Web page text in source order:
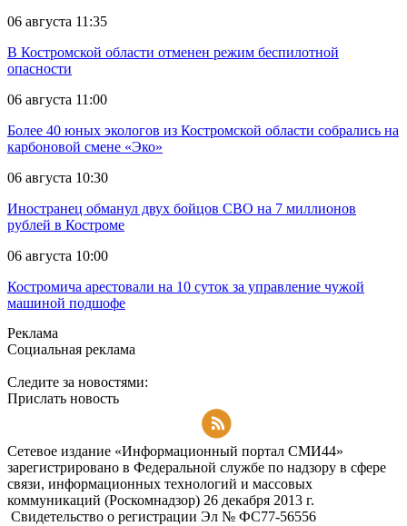
06 августа 11:35
В Костромской области отменен режим беспилотной
опасности
06 августа 11:00
Более 40 юных экологов из Костромской области собрались на
карбоновой смене «Эко»
06 августа 10:30
Иностранец обманул двух бойцов СВО на 7 миллионов
рублей в Костроме
06 августа 10:00
Костромича арестовали на 10 суток за управление чужой
машиной подшофе
Реклама
Социальная реклама
Следите за новостями:
Прислать новость
Сетевое издание «Информационный портал СМИ44»
зарегистрировано в Федеральной службе по надзору в сфере
связи, информационных технологий и массовых
коммуникаций (Роскомнадзор) 26 декабря 2013 г.
Свидетельство о регистрации Эл № ФC77-56556